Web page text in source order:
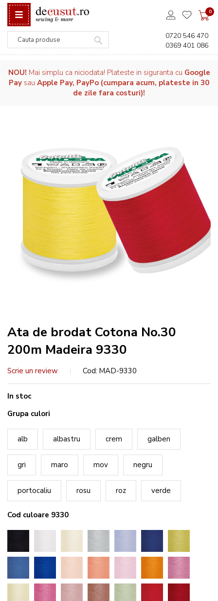
0
0720 546 470
0369 401 086
NOU! Mai simplu ca niciodata! Plateste in siguranta cu Google
Pay sau Apple Pay, PayPo (cumpara acum, plateste in 30
de zile fara costuri)!
Ata de brodat Cotona No.30
200m Madeira 9330
Scrie un review Cod MAD-9330
In stoc
Grupa culori
alb albastru crem galben
gri maro mov negru
portocaliu rosu roz verde
Cod culoare 9330